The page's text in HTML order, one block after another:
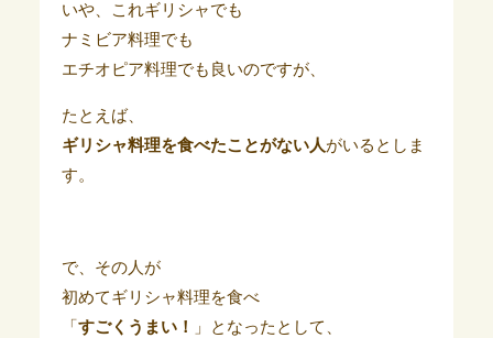
いや、これギリシャでも
ナミビア料理でも
エチオピア料理でも良いのですが、
たとえば、
ギリシャ料理を食べたことがない人がいるとしま
す。
で、その人が
初めてギリシャ料理を食べ
「 すごくうまい！ 」となったとして、